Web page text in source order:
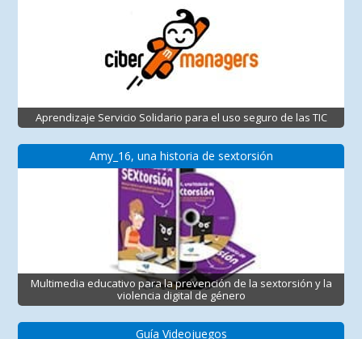
Aprendizaje Servicio Solidario para el uso seguro de las TIC
Amy_16, una historia de sextorsión
Multimedia educativo para la prevención de la sextorsión y la
violencia digital de género
Guía Videojuegos